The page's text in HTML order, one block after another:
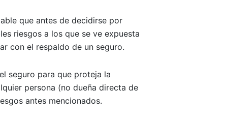
que antes de decidirse por
riesgos a los que se ve expuesta
con el respaldo de un seguro.
seguro para que proteja la
persona (no dueña directa de
antes mencionados.